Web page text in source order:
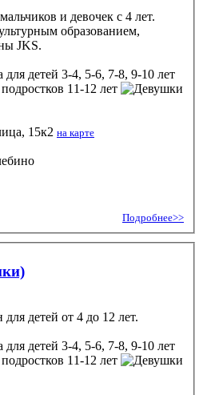
и девочек с 4 лет.
образованием,
JKS.
для детей 3-4, 5-6, 7-8, 9-10 лет
подростков 11-12 лет
15к2 на карте
Подробнее>>
детей от 4 до 12 лет.
для детей 3-4, 5-6, 7-8, 9-10 лет
подростков 11-12 лет